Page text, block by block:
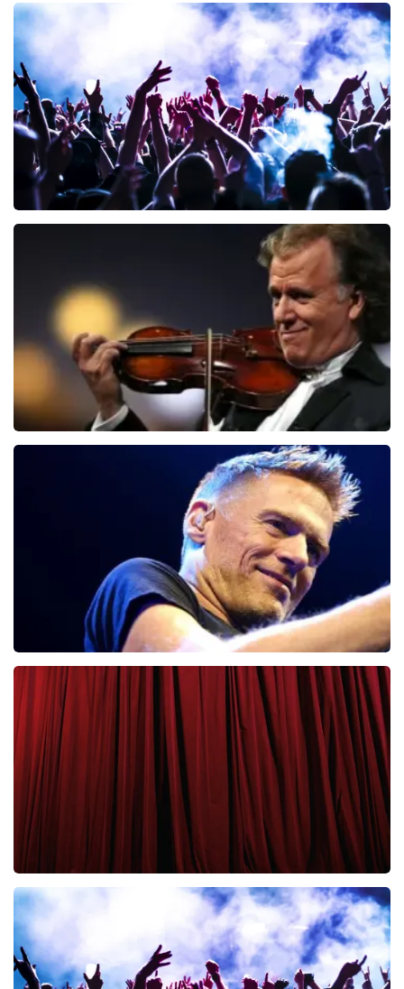
Teddy Swims
BESTEL NU
BESTEL NU
Bryan Adams
43
Cirque Du Soleil Ovo
BESTEL NU